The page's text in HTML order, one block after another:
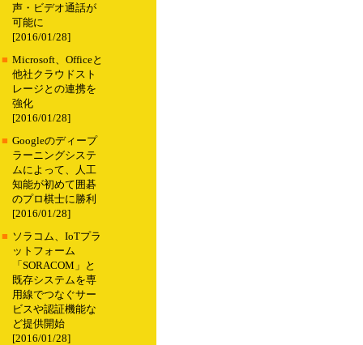
声・ビデオ通話が
可能に
[2016/01/28]
■ Microsoft、Officeと
他社クラウドスト
レージとの連携を
強化
[2016/01/28]
■ Googleのディープ
ラーニングシステ
ムによって、人工
知能が初めて囲碁
のプロ棋士に勝利
[2016/01/28]
■ ソラコム、IoTプラ
ットフォーム
「SORACOM」と
既存システムを専
用線でつなぐサー
ビスや認証機能な
ど提供開始
[2016/01/28]